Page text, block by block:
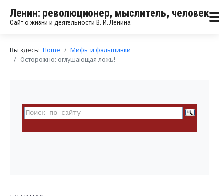
Ленин: революционер, мыслитель, человек
Сайт о жизни и деятельности В. И. Ленина
Вы здесь: Home
Мифы и фальшивки
Осторожно: оглушающая ложь!